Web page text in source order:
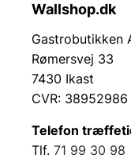
Wallshop.dk
Gastrobutikken
Rømersvej 33
7430 Ikast
CVR: 38952986
Telefon
Tlf. 71 99 30 98